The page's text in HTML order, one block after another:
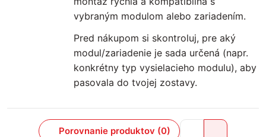
vybraným modulom alebo zariadením.
Pred nákupom si skontroluj, pre aký
modul/zariadenie je sada určená (napr.
konkrétny typ vysielacieho modulu), aby
pasovala do tvojej zostavy.
Porovnanie produktov (0)